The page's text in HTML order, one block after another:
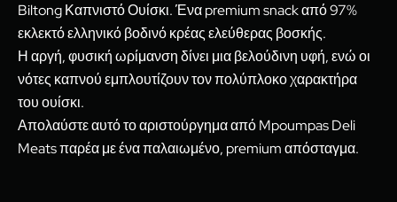
Biltong Καπνιστό Ουίσκι. Ένα premium snack από 97%
εκλεκτό ελληνικό βοδινό κρέας ελεύθερας βοσκής.
Η αργή, φυσική ωρίμανση δίνει μια βελούδινη υφή, ενώ οι
νότες καπνού εμπλουτίζουν τον πολύπλοκο χαρακτήρα
του ουίσκι.
Απολαύστε αυτό το αριστούργημα από Mpoumpas Deli
Meats παρέα με ένα παλαιωμένο, premium απόσταγμα.